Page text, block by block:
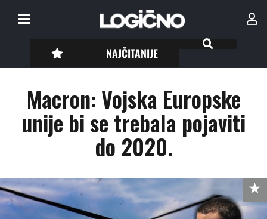
NAJČITANIJE
Macron: Vojska Europske
unije bi se trebala pojaviti
do 2020.